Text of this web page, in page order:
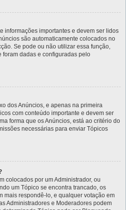
informações importantes e devem ser lidos
são automaticamente colocados no
Se pode ou não utilizar essa função,
dadas e configuradas pelo
dos Anúncios, e apenas na primeira
com conteúdo importante e devem ser
forma que os Anúncios, está ao critério do
necessárias para enviar Tópicos
colocados por um Administrador, ou
um Tópico se encontra trancado, os
mais respondê-lo, e qualquer votação em
Administradores e Moderadores podem